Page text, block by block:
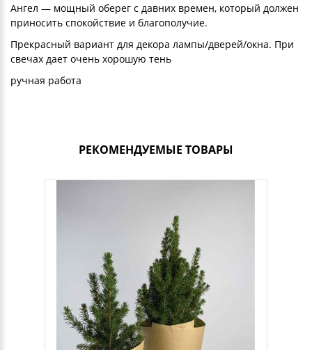
Ангел — мощный оберег с давних времен, который должен
приносить спокойствие и благополучие.
Прекрасный вариант для декора лампы/дверей/окна. При
свечах дает очень хорошую тень
ручная работа
РЕКОМЕНДУЕМЫЕ ТОВАРЫ